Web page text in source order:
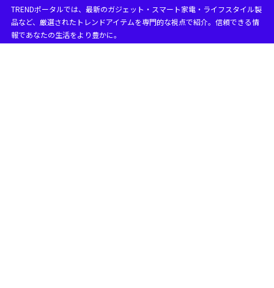
TRENDポータルでは、最新のガジェット・スマート家電・ライフスタイル製
品など、厳選されたトレンドアイテムを専門的な視点で紹介。信頼できる情
報であなたの生活をより豊かに。